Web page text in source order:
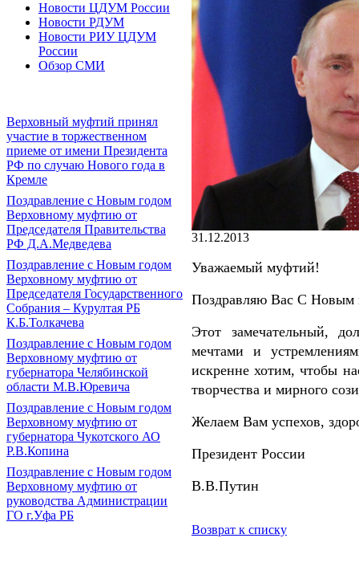
Новости ЦДУМ России
Новости РДУМ
Новости РИУ ЦДУМ
России
Обзор СМИ
Верховный муфтий принял
участие в торжественном
приеме от имени Президента
РФ по случаю Нового года в
Кремле
Поздравление с Новым годом
Верховному муфтию от
Председателя Правительства
РФ Д.А.Медведева
Поздравление с Новым годом
Верховному муфтию от
Председателя Государственного
Собрания – Курултая РБ
К.Б.Толкачева
Поздравление с Новым годом
Верховному муфтию от
губернатора Челябинской
области М.В.Юревича
Поздравление с Новым годом
Верховному муфтию от
губернатора Чукотского АО
Р.В.Копина
Поздравление с Новым годом
Верховному муфтию от
руководства Администрации
ГО г.Уфа РБ
31.12.2013
Уважаемый муфтий!
Поздравляю Вас С Новым
Этот замечательный,
мечтами и
искренне хотим, чтобы
творчества и мирного
Желаем Вам успехов,
Президент России
В.В.Путин
Возврат к списку